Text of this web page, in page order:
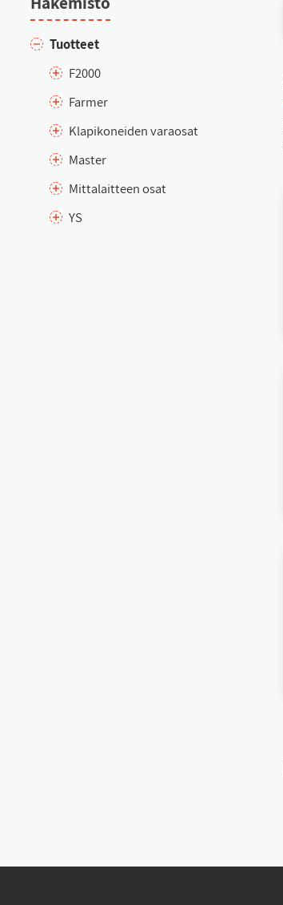
Tuot­teet
F2000
Far­mer
Kla­pi­ko­nei­den va­rao­sat
Mas­ter
Mit­ta­lait­teen osat
YS